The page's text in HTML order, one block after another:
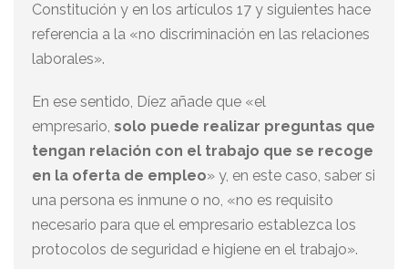
Constitución y en los artículos 17 y siguientes hace
referencia a la «no discriminación en las relaciones
laborales».
En ese sentido, Díez añade que «el
empresario, solo puede realizar preguntas que
tengan relación con el trabajo que se recoge
en la oferta de empleo» y, en este caso, saber si
una persona es inmune o no, «no es requisito
necesario para que el empresario establezca los
protocolos de seguridad e higiene en el trabajo».